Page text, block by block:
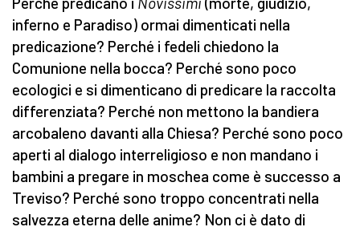
inferno e Paradiso) ormai dimenticati nella
predicazione? Perché i fedeli chiedono la
Comunione nella bocca? Perché sono poco
ecologici e si dimenticano di predicare la raccolta
differenziata? Perché non mettono la bandiera
arcobaleno davanti alla Chiesa? Perché sono poco
aperti al dialogo interreligioso e non mandano i
bambini a pregare in moschea come è successo a
Treviso? Perché sono troppo concentrati nella
salvezza eterna delle anime? Non ci è dato di